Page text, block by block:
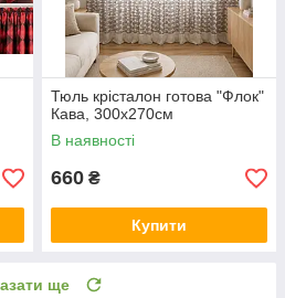
Тюль крісталон готова "Флок"
Кава, 300х270см
В наявності
660 ₴
Купити
ще